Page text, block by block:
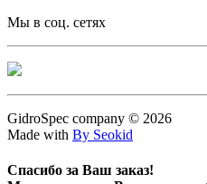
Мы в соц. сетях
GidroSpec company © 2026
Made with By Seokid
Спасибо за Ваш заказ!